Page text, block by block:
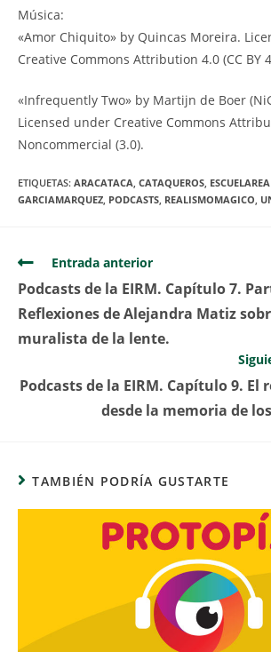
Música:
«Amor Chiquito» by Quincas Moreira.
Creative Commons Attribution 4.0 (CC BY
«Infrequently Two» by Martijn de Boer
Licensed under Creative Commons
Noncommercial (3.0).
ETIQUETAS: ARACATACA, CATAQUEROS,
GARCIAMARQUEZ, PODCASTS, REALISMOMAGICO,
Entrada anterior
Podcasts de la EIRM. Capítulo 7.
Reflexiones de Alejandra Matiz
muralista de la lente.
Podcasts de la EIRM. Capítulo 9. El
desde la memoria de
TAMBIÉN PODRÍA GUSTARTE